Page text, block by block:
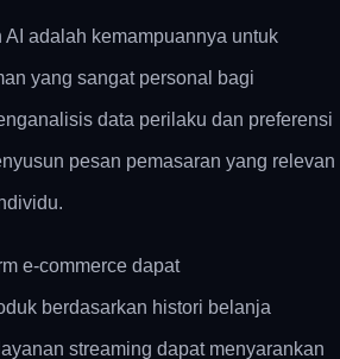
adalah kemampuannya untuk
yang sangat personal bagi
data perilaku dan preferensi
pesan pemasaran yang relevan
e-commerce dapat
berdasarkan histori belanja
streaming dapat menyarankan